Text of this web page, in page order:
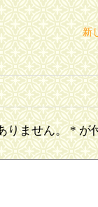
新
りません。 *が